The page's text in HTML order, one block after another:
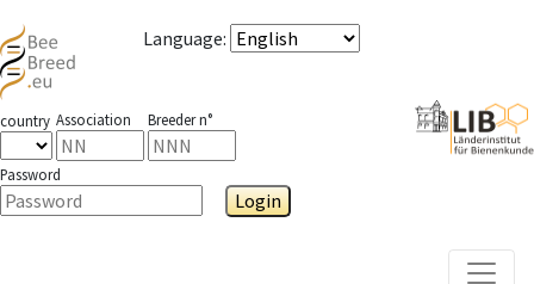
Language:
country Association Breeder n°
Password
Login